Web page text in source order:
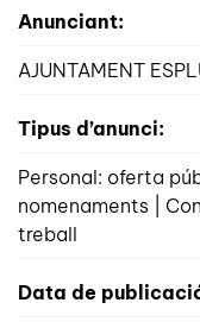
Anunciant:
AJUNTAMENT
Tipus d’anunci:
Personal: oferta
nomenaments |
treball
Data de